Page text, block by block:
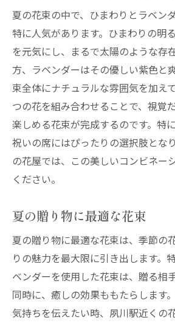
夏の花束の中で、ひまわりとラベン
特に人気があります。ひまわりの明
を元気にし、まるで太陽のような存
方、ラベンダーはその優しい紫色と
束全体にナチュラルな雰囲気を加え
つの花を組み合わせることで、視覚
楽しめる花束が完成するのです。特
祝いの席にはぴったりの選択肢とな
の花屋では、この美しいコンビネー
ください。
夏の贈り物に最適な花束
夏の贈り物に最適な花束は、季節の
りの魅力を最大限に引き出します。
ベンダーを使用した花束は、贈る相
同時に、癒しの効果ももたらします
気持ちを伝えたい時、夙川駅近くの